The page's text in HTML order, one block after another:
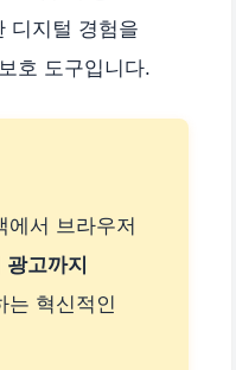
디지털 경험을
호 도구입니다.
에서 브라우저
광고까지
는 혁신적인